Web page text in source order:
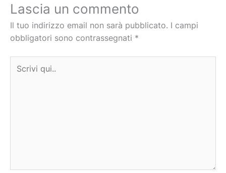
Lascia un commento
Il tuo indirizzo email non sarà pubblicato. I campi
obbligatori sono contrassegnati *
qui..